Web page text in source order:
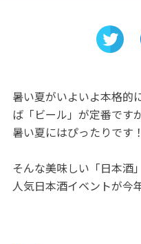
暑い夏がいよいよ本格的
ば「ビール」が定番です
暑い夏にはぴったりです！
そんな美味しい「日本酒
人気日本酒イベントが今